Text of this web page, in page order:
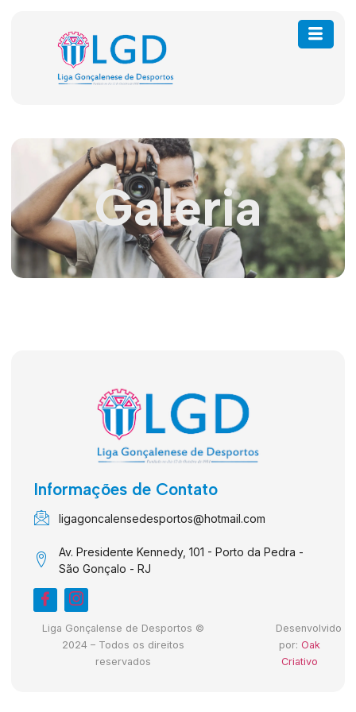
Galeria
Informações de Contato
ligagoncalensedesportos@hotmail.com
Av. Presidente Kennedy, 101 - Porto da Pedra -
São Gonçalo - RJ
Liga Gonçalense de Desportos ©
2024 – Todos os direitos
reservados
Desenvolvido
por: Oak
Criativo